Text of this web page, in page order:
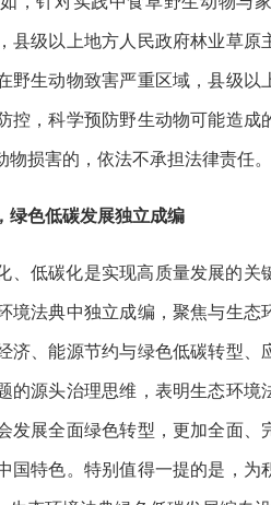
县级以上地方人民政府林业草
野生动物致害严重区域，县级
控，科学预防野生动物可能造
物损害的，依法不承担法律责任。
绿色低碳发展独立成编
、低碳化是实现高质量发展的
境法典中独立成编，聚焦与生
济、能源节约与绿色低碳转型
的源头治理思维，表明生态环
发展全面绿色转型，更加全面
国特色。特别值得一提的是，